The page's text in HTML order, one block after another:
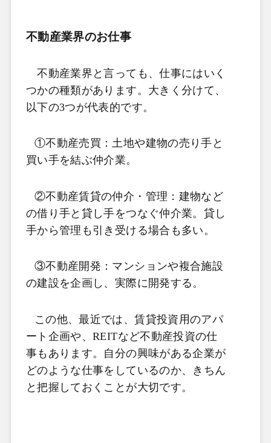
不動産業界のお仕事
不動産業界と言っても、仕事にはいく
つかの種類があります。大きく分けて、
以下の3つが代表的です。
①不動産売買：土地や建物の売り手と
買い手を結ぶ仲介業。
②不動産賃貸の仲介・管理：建物など
の借り手と貸し手をつなぐ仲介業。貸し
手から管理も引き受ける場合も多い。
③不動産開発：マンションや複合施設
の建設を企画し、実際に開発する。
この他、最近では、賃貸投資用のアパ
ート企画や、REITなど不動産投資の仕
事もあります。自分の興味がある企業が
どのような仕事をしているのか、きちん
と把握しておくことが大切です。